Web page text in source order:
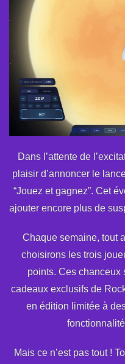
Dans l’attente de
plaisir d’annoncer le
“Jouez et gagnez”. Cet
ajouter encore plus de
Chaque semaine, tout
choisirons les trois
points. Ces chanceux
cadeaux exclusifs de
en édition limitée à
Mais ce n’est pas tout !